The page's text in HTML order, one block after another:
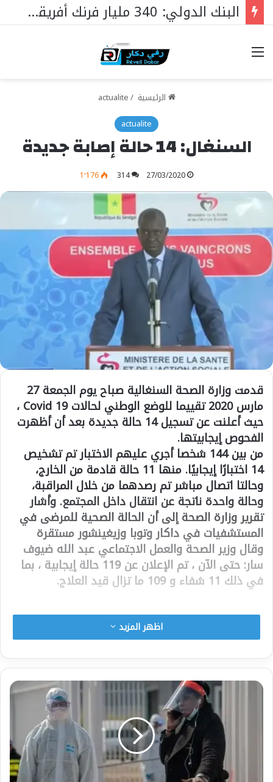
البنك الدولي: 340 مليار فرنك أفريقي لدعم أولويات السنغال
خيارات
الرئيسية /
actualite
actualite
السنغال: 14 حالة إصابة جديدة
27/03/2020
314 1٬176
قدمت وزارة الصحة السنغالية صباح يوم الجمعة 27
مارس 2020 تقييما للوضع الوطني لحالات Covid 19 ،
حيث أعلنت عن تسجيل 14 حالة جديدة بعد أن أظهرت
الفحوص إيجابيتها.
من بين 144 شخصا أجري عليهم الاختبار تم تشخيص
14 اختبارًا إيجابيًا. منها 11 حالة قادمة من الخارج،
وحالتا اتصال مباشر تم رصدهما من خلال المراقبة،
وحالة واحدة ناتجة عن انتقال داخل المجتمع. وأشار
تقرير وزارة الصحة إلى أن الحالة الصحية للمرضى في
المستشفيات في داكار وتوبا وزيغينشور مستقرة
وقال وزير الصحة والعمل الاجتماعي عبد الله ضيوف
سار: حتى الآن ، تم الإعلان عن 119 حالة إيجابية ، بما
في ذلك 11 شفاء و 109 ما تزال قيد العلاج.
شارك هذا الموضوع:
فيس بوك X
اظهر المزيد